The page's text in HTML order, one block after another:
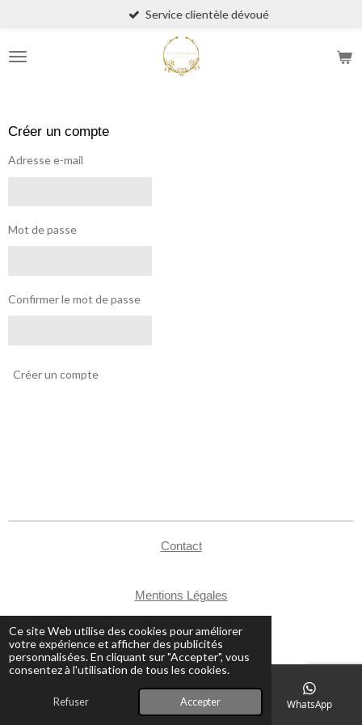
Ce site Web utilise des cookies pour améliorer
votre expérience et afficher des publicités
personnalisées. En cliquant sur "Accepter", vous
consentez à l'utilisation de tous les cookies.
Refuser Accepter
contenu
principal
Service clientèle dévoué
Créer un compte
Adresse e-mail
Mot de passe
Confirmer le mot de passe
Créer un compte
Contact
Mentions Légales
© 2024 - 2026 Atelier Mountain
E-mail Carte WhatsApp